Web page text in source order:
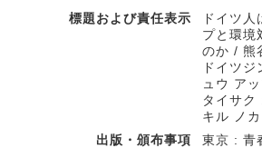
標題および責任表示
ドイツ人
プと環境
のか / 熊
ドイツ
ュウ ア
タイサク
キル ノカ
出版・頒布事項
東京 : 青